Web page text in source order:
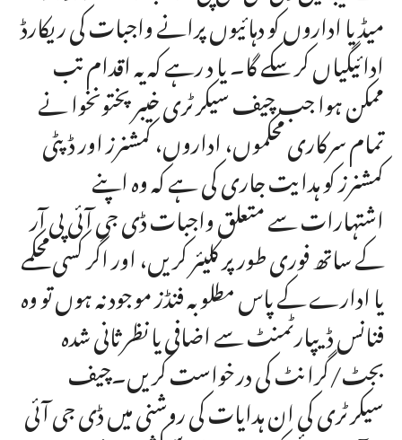
میڈیا اداروں کو دہائیوں پرانے واجبات کی ریکارڈ
ادائیگیاں کر سکے گا۔ یا د رہے کہ یہ اقدام تب
ممکن ہوا جب چیف سیکرٹری خیبر پختونخوا نے
تمام سرکاری محکموں، اداروں، کمشنرز اور ڈپٹی
کمشنرز کو ہدایت جاری کی ہے کہ وہ اپنے
اشتہارات سے متعلق واجبات ڈی جی آئی پی آر
کے ساتھ فوری طور پر کلیئر کریں، اور اگر کسی محکمے
یا ادارے کے پاس مطلوبہ فنڈز موجود نہ ہوں تو وہ
فنانس ڈیپارٹمنٹ سے اضافی یا نظرثانی شدہ
بجٹ/گرانٹ کی درخواست کریں۔چیف
سیکرٹری کی ان ہدایات کی روشنی میں ڈی جی آئی